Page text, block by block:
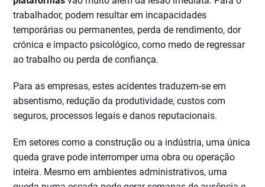
trabalhador, podem resultar em incapacidades
temporárias ou permanentes, perda de rendimento, dor
crónica e impacto psicológico, como medo de regressar
ao trabalho ou perda de confiança.
Para as empresas, estes acidentes traduzem-se em
absentismo, redução da produtividade, custos com
seguros, processos legais e danos reputacionais.
Em setores como a construção ou a indústria, uma única
queda grave pode interromper uma obra ou operação
inteira. Mesmo em ambientes administrativos, uma